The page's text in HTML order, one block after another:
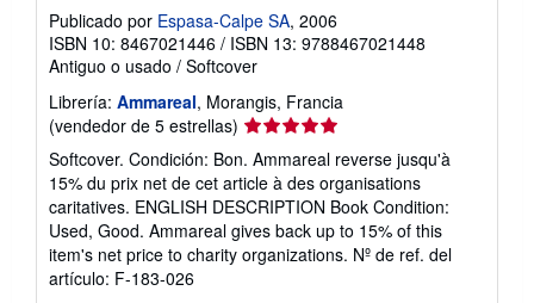
Publicado por Espasa-Calpe SA, 2006
ISBN 10: 8467021446 / ISBN 13: 9788467021448
Antiguo o usado / Softcover
Librería: Ammareal, Morangis, Francia
(vendedor de 5 estrellas) Calificación
del
vendedor:
5
de
5
estrellas
Softcover. Condición: Bon. Ammareal reverse jusqu'à
15% du prix net de cet article à des organisations
caritatives. ENGLISH DESCRIPTION Book Condition:
Used, Good. Ammareal gives back up to 15% of this
item's net price to charity organizations. Nº de ref. del
artículo: F-183-026